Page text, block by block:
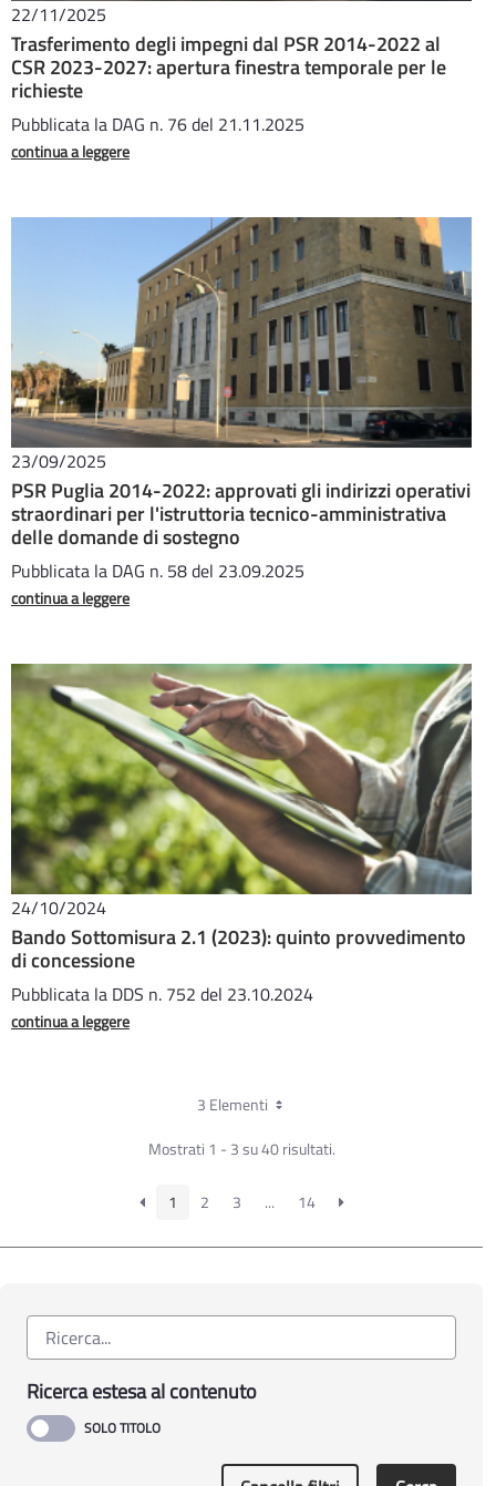
22/11/2025
Trasferimento degli impegni dal PSR 2014-2022 al
CSR 2023-2027: apertura finestra temporale per le
richieste
Pubblicata la DAG n. 76 del 21.11.2025
continua a leggere
23/09/2025
PSR Puglia 2014-2022: approvati gli indirizzi operativi
straordinari per l'istruttoria tecnico-amministrativa
delle domande di sostegno
Pubblicata la DAG n. 58 del 23.09.2025
continua a leggere
24/10/2024
Bando Sottomisura 2.1 (2023): quinto provvedimento
di concessione
Pubblicata la DDS n. 752 del 23.10.2024
continua a leggere
3 Elementi
Mostrati 1 - 3 su 40 risultati.
1 2 3 ... 14
Ricerca estesa al contenuto